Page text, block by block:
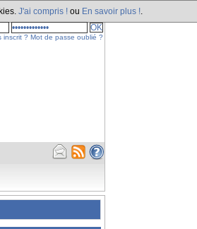
J'ai compris ! ou En savoir plus !
inscrit ? Mot de passe oublié ?